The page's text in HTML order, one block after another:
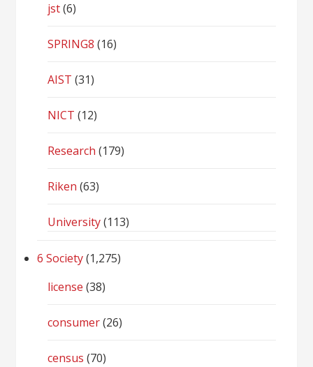
jst(6)
SPRING8 (16)
AIST (31)
NICT (12)
Research (179)
Riken (63)
University(113)
6 Society(1,275)
license (38)
consumer(26)
census (70)